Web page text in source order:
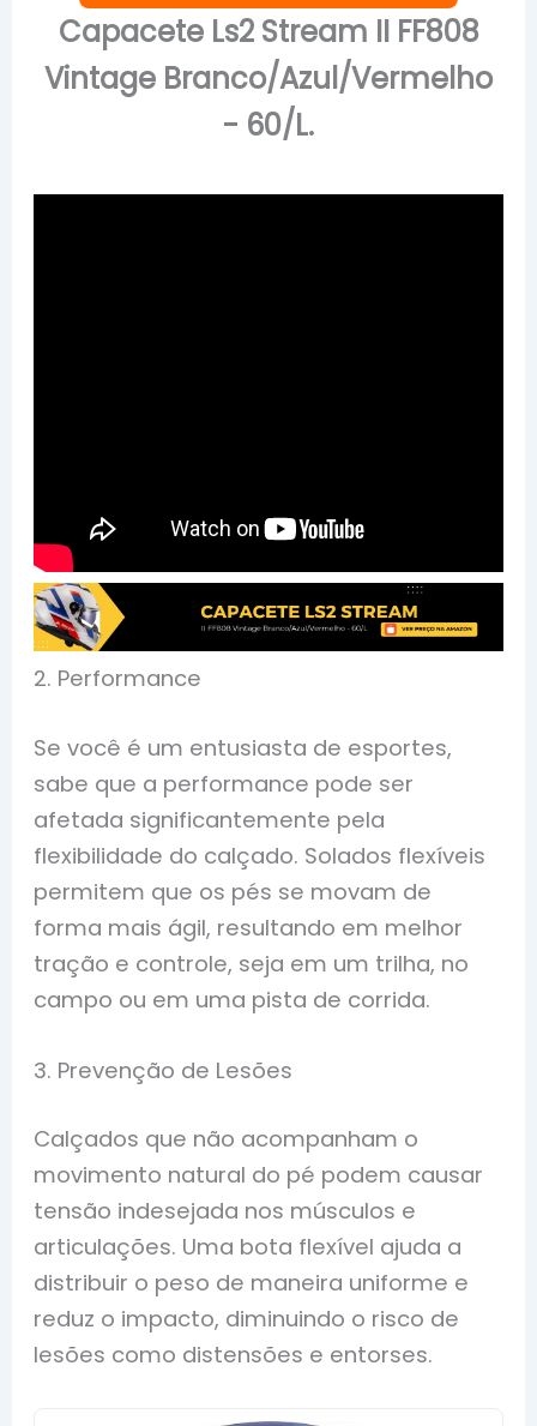
Capacete Ls2 Stream II FF808
Vintage Branco/Azul/Vermelho
- 60/L.
2. Performance
Se você é um entusiasta de esportes,
sabe que a performance pode ser
afetada significantemente pela
flexibilidade do calçado. Solados flexíveis
permitem que os pés se movam de
forma mais ágil, resultando em melhor
tração e controle, seja em um trilha, no
campo ou em uma pista de corrida.
3. Prevenção de Lesões
Calçados que não acompanham o
movimento natural do pé podem causar
tensão indesejada nos músculos e
articulações. Uma bota flexível ajuda a
distribuir o peso de maneira uniforme e
reduz o impacto, diminuindo o risco de
lesões como distensões e entorses.